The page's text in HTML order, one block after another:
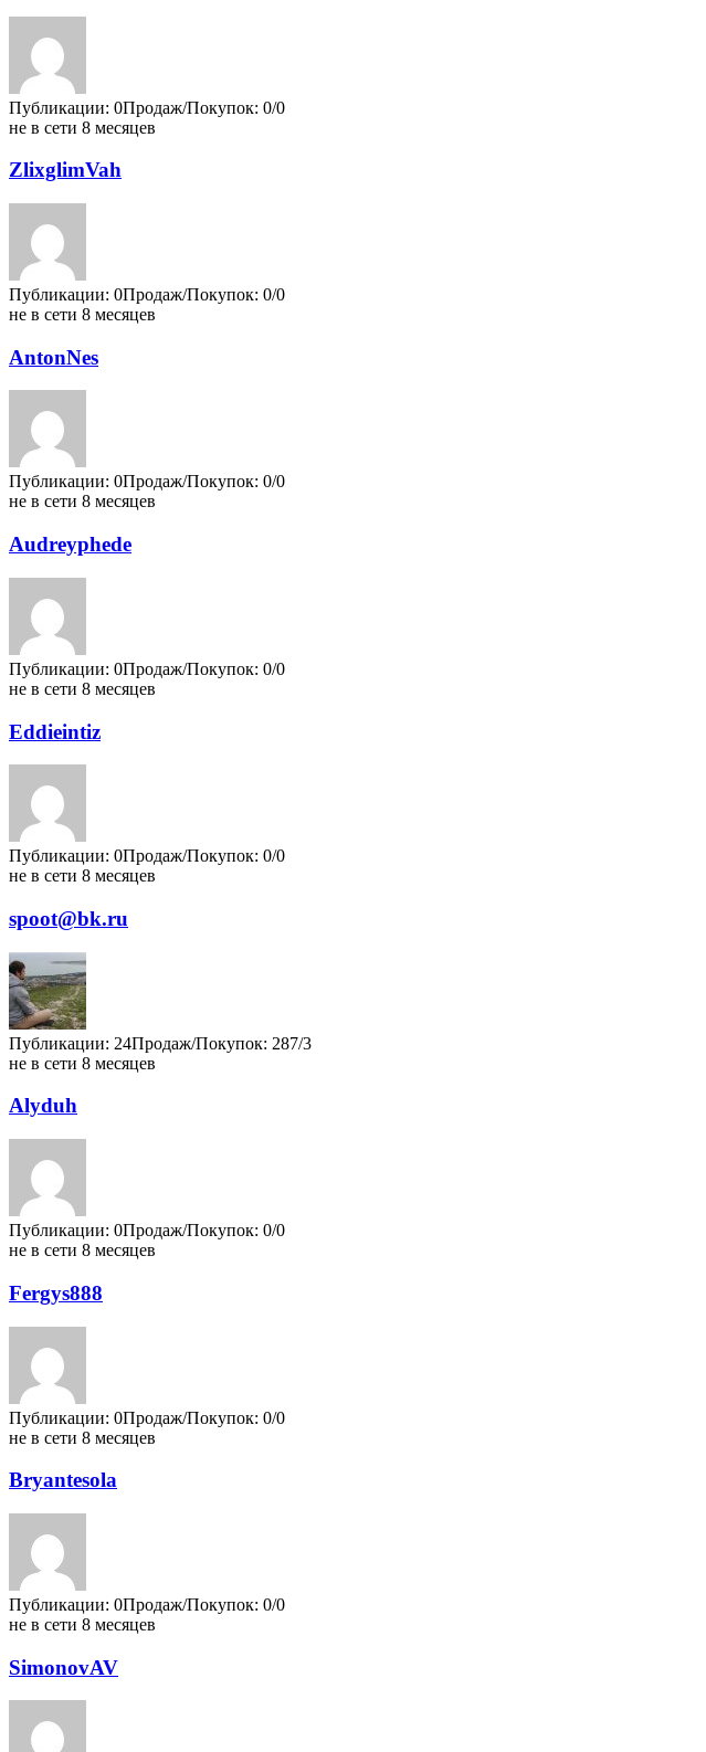
Публикации: 0Продаж/Покупок: 0/0
не в сети 8 месяцев
ZlixglimVah
Публикации: 0Продаж/Покупок: 0/0
не в сети 8 месяцев
AntonNes
Публикации: 0Продаж/Покупок: 0/0
не в сети 8 месяцев
Audreyphede
Публикации: 0Продаж/Покупок: 0/0
не в сети 8 месяцев
Eddieintiz
Публикации: 0Продаж/Покупок: 0/0
не в сети 8 месяцев
spoot@bk.ru
Публикации: 24Продаж/Покупок: 287/3
не в сети 8 месяцев
Alyduh
Публикации: 0Продаж/Покупок: 0/0
не в сети 8 месяцев
Fergys888
Публикации: 0Продаж/Покупок: 0/0
не в сети 8 месяцев
Bryantesola
Публикации: 0Продаж/Покупок: 0/0
не в сети 8 месяцев
SimonovAV